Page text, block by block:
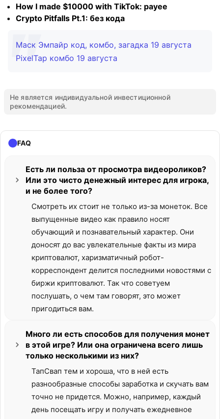
How I made $10000 with TikTok: payee
Crypto Pitfalls Pt.1: без кода
Маск Эмпайр код, комбо, загадка 19 августа
PixelTap комбо 19 августа
Не является индивидуальной инвестиционной
рекомендацией.
FAQ
Есть ли польза от просмотра видеороликов?
Или это чисто денежный интерес для игрока,
и не более того?
Смотреть их стоит не только из-за монеток. Все
выпущенные видео как правило носят
обучающий и познавательный характер. Они
доносят до вас увлекательные факты из мира
криптовалют, харизматичный робот-
корреспондент делится последними новостями с
биржи криптовалют. Так что советуем
послушать, о чем там говорят, это может
пригодиться вам.
Много ли есть способов для получения монет
в этой игре? Или она ограничена всего лишь
только несколькими из них?
ТапСвап тем и хороша, что в ней есть
разнообразные способы заработка и скучать вам
точно не придется. Можно, например, каждый
день посещать игру и получать ежедневное